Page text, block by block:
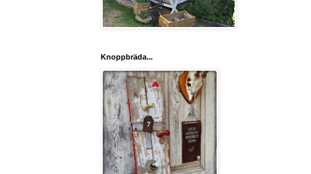
Knoppbräda...